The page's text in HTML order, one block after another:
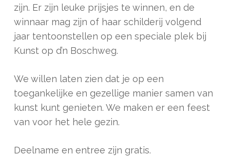
zijn. Er zijn leuke prijsjes te winnen, en de
winnaar mag zijn of haar schilderij volgend
jaar tentoonstellen op een speciale plek bij
Kunst op d’n Boschweg.
We willen laten zien dat je op een
toegankelijke en gezellige manier samen van
kunst kunt genieten. We maken er een feest
van voor het hele gezin.
Deelname en entree zijn gratis.